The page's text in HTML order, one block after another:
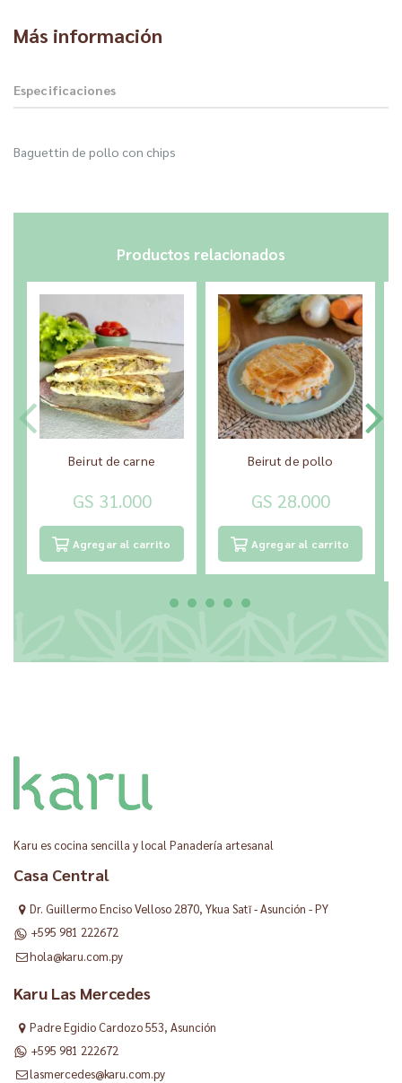
Más información
Especificaciones
Baguettin de pollo con chips
Productos relacionados
Beirut de carne
GS 31.000
Agregar al carrito
Beirut de pollo
GS 28.000
Agregar al carrito
Karu es cocina sencilla y local Panadería artesanal
Casa Central
Dr. Guillermo Enciso Velloso 2870, Ykua Satĩ - Asunción - PY
+595 981 222672
hola@karu.com.py
Karu Las Mercedes
Padre Egidio Cardozo 553, Asunción
+595 981 222672
lasmercedes@karu.com.py